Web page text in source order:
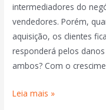
intermediadores do
vendedores. Porém,
aquisição, os clientes
responderá pelos
ambos? Com o
Leia mais »